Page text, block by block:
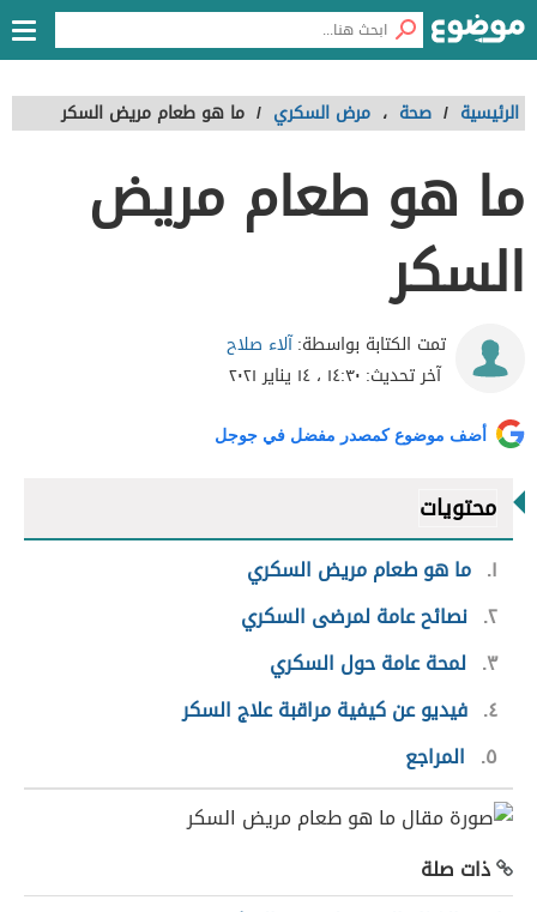
الرئيسية / صحة ، مرض السكري / ما هو طعام مريض السكر
ما هو طعام مريض
السكر
تمت الكتابة بواسطة:آلاء صلاح
آخر تحديث: ١٤:٣٠ ، ١٤ يناير ٢٠٢١
أضف موضوع كمصدر مفضل في جوجل
محتويات
١ ما هو طعام مريض السكري
٢ نصائح عامة لمرضى السكري
٣ لمحة عامة حول السكري
٤ فيديو عن كيفية مراقبة علاج السكر
٥
المراجع
ذات صلة